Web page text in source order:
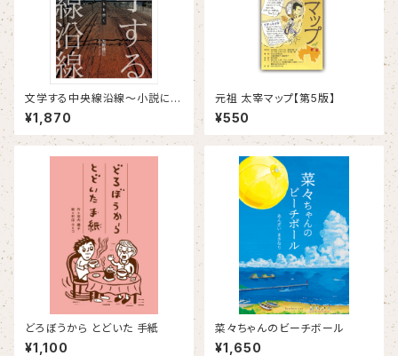
文学する中央線沿線～小説に描
かれたまちを歩く～
¥1,870
元祖 太宰マップ【第5版】
¥550
どろぼうから とどいた 手紙
¥1,100
菜々ちゃんのビーチボール
¥1,650